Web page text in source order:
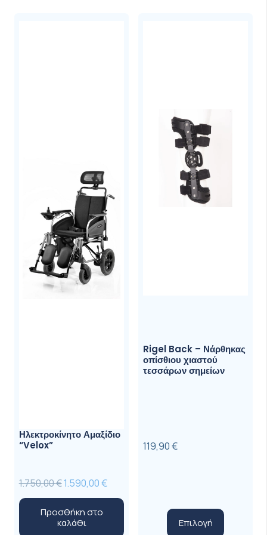
Ηλεκτροκίνητο Αμαξίδιο
“Velox”
1.750,00€Original
price
was:
1.590,00€Η
τρέχουσα
Προσθήκη στο
καλάθι
Rigel Back – Νάρθηκας
οπίσθιου χιαστού
τεσσάρων σημείων
119,90€
Επιλογή
Αυτό